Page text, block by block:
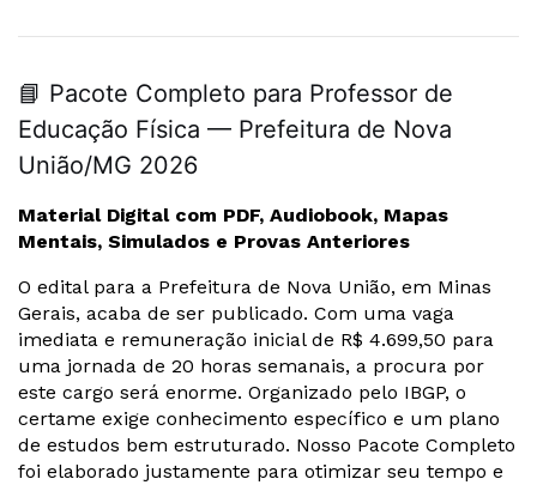
📘 Pacote Completo para Professor de
Educação Física — Prefeitura de Nova
União/MG 2026
Material Digital com PDF, Audiobook, Mapas
Mentais, Simulados e Provas Anteriores
O edital para a Prefeitura de Nova União, em Minas
Gerais, acaba de ser publicado. Com uma vaga
imediata e remuneração inicial de R$ 4.699,50 para
uma jornada de 20 horas semanais, a procura por
este cargo será enorme. Organizado pelo IBGP, o
certame exige conhecimento específico e um plano
de estudos bem estruturado. Nosso Pacote Completo
foi elaborado justamente para otimizar seu tempo e